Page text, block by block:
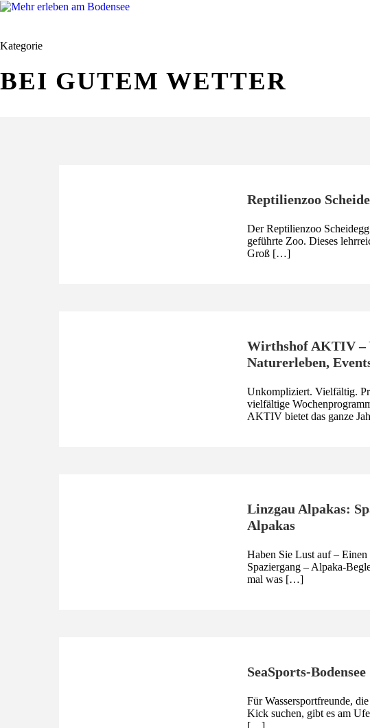
Kategorie
BEI GUTEM WETTER
Reptilienzoo
Der Reptilienzoo
geführte Zoo. Dieses
Groß […]
Wirthshof AKTIV –
Naturerleben,
Unkompliziert. Vielfältig.
vielfältige
AKTIV bietet das ganze
Linzgau Alpakas:
Alpakas
Haben Sie Lust auf – Einen
Spaziergang – Alpaka-
mal was […]
SeaSports-Bodensee
Für Wassersportfreunde,
Kick suchen, gibt es am
[…]